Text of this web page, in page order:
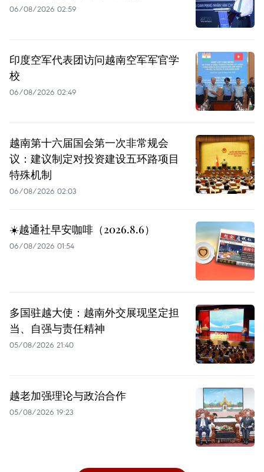
06/08/2026 02:59
印度空军代表团访问越南空军军官学
校
06/08/2026 02:49
越南第十六届国会第一次非常规会
议：建议制定对投资建设五环路项目
特殊机制
06/08/2026 02:03
☀️越通社早安咖啡（2026.8.6）
06/08/2026 01:54
多国驻越大使：越南外交展现坚定担
当、自强与责任精神
05/08/2026 21:40
越老加强理论与政治合作
05/08/2026 19:23